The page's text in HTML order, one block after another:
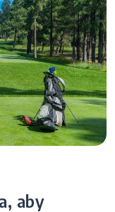
aby